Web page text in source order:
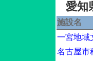
愛知
施設名
一宮地域
名古屋市